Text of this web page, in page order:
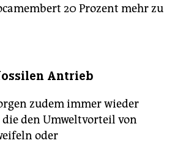
20 Prozent mehr zu
Antrieb
zudem immer wieder
den Umweltvorteil von
oder